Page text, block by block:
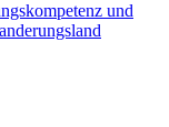
und